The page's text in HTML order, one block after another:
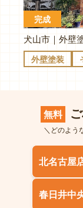
完成
犬山市｜外壁
外壁塗装
無料
＼どのよう
北名古屋
春日井中